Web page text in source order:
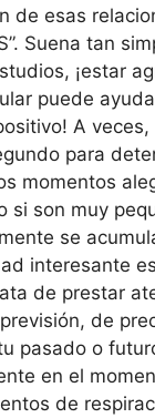
de esas
Suena tan
¡estar
puede
A
para
momentos
si son muy
se
interesante
de prestar
de
pasado o
en el
de